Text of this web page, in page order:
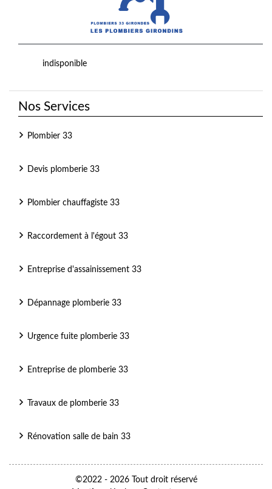
indisponible
Nos Services
Plombier 33
Devis plomberie 33
Plombier chauffagiste 33
Raccordement à l'égout 33
Entreprise d'assainissement 33
Dépannage plomberie 33
Urgence fuite plomberie 33
Entreprise de plomberie 33
Travaux de plomberie 33
Rénovation salle de bain 33
©2022 - 2026 Tout droit réservé